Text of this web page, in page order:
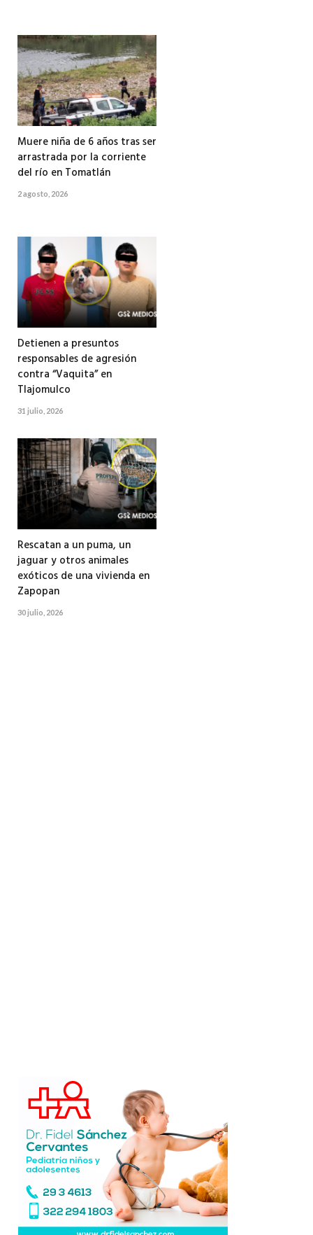
Muere niña de 6 años tras ser
arrastrada por la corriente
del río en Tomatlán
2 agosto, 2026
Detienen a presuntos
responsables de agresión
contra “Vaquita” en
Tlajomulco
31 julio, 2026
Rescatan a un puma, un
jaguar y otros animales
exóticos de una vivienda en
Zapopan
30 julio, 2026